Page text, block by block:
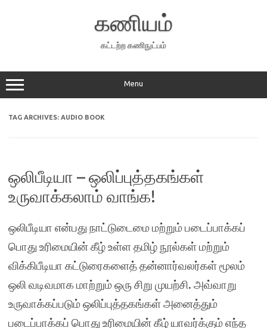
கணியம்
கட்டற்ற கணிநுட்பம்
Menu
TAG ARCHIVES: AUDIO BOOK
ஒலிபீடியா – ஒலிப்புத்தகங்கள்
உருவாக்கலாம் வாங்க!
ஒலிபீடியா என்பது நாட்டுடைமை மற்றும் படைப்பாக்கப்
பொது உரிமையின் கீழ் உள்ள தமிழ் நூல்கள் மற்றும்
விக்கிபீடியா கட்டுரைகளைத் தன்னார்வலர்கள் மூலம்
ஒலி வடிவமாக மாற்றும் ஒரு சிறு முயற்சி. அவ்வாறு
உருவாக்கப்படும் ஒலிப்புத்தகங்கள் அனைத்தும்
படைப்பாக்கப் பொது உரிமையின் கீழ் யாவர்க்கும் எந்த